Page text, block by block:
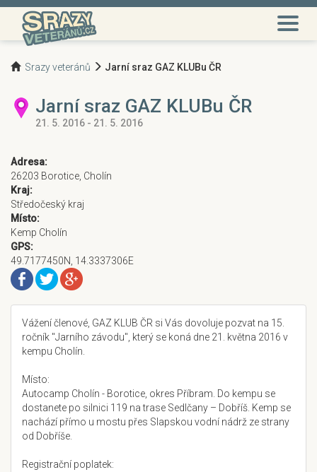
Srazy veteránů Jarní sraz GAZ KLUBu ČR
Jarní sraz GAZ KLUBu ČR
21. 5. 2016 - 21. 5. 2016
Adresa:
26203 Borotice, Cholín
Kraj:
Středočeský kraj
Místo:
Kemp Cholín
GPS:
49.7177450N, 14.3337306E
Vážení členové, GAZ KLUB ČR si Vás dovoluje pozvat na 15.
ročník "Jarního závodu", který se koná dne 21. května 2016 v
kempu Cholín.
Místo:
Autocamp Cholín - Borotice, okres Příbram. Do kempu se
dostanete po silnici 119 na trase Sedlčany – Dobříš. Kemp se
nachází přímo u mostu přes Slapskou vodní nádrž ze strany
od Dobříše.
Registrační poplatek: